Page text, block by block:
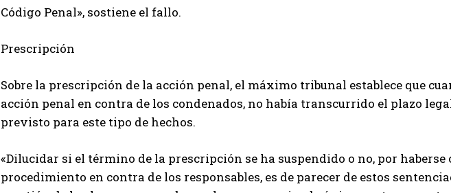
Código Penal», sostiene el fallo.
Prescripción
Sobre la prescripción de la acción penal, el máximo tribunal establece que
acción penal en contra de los condenados, no había transcurrido el plazo
previsto para este tipo de hechos.
«Dilucidar si el término de la prescripción se ha suspendido o no, por
procedimiento en contra de los responsables, es de parecer de estos